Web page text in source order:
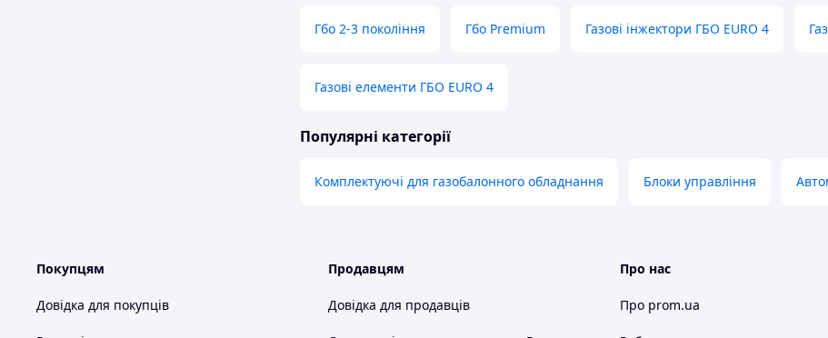
Гбо 2-3 покоління Гбо Premium Газові інжектори ГБО EURO 4
Газові елементи ГБО EURO 4
Популярні категорії
Комплектуючі для газобалонного обладнання Блоки управління
Покупцям
Довідка для покупців
Продавцям
Довідка для продавців
Про нас
Про prom.ua